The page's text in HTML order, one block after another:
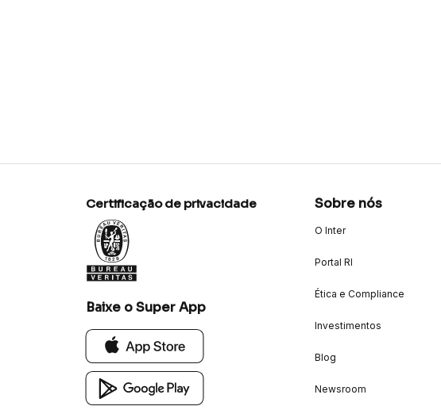
Certificação de privacidade
Baixe o Super App
Sobre nós
O Inter
Portal RI
Ética e Compliance
Investimentos
Blog
Newsroom